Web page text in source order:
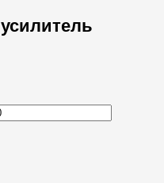
усилитель